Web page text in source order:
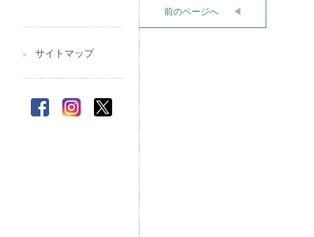
▶︎ サイトマップ
前のページへ ◀︎